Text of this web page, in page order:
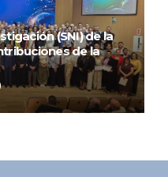
(SNI) de la
de la